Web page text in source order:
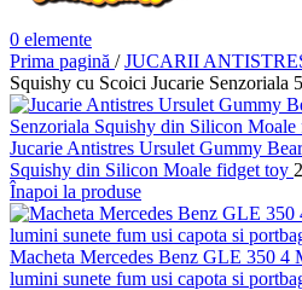
0 elemente
Prima pagină / JUCARII
Squishy cu Scoici Jucarie Senzoriala
Jucarie Antistres Ursulet Gummy
Squishy din Silicon Moale fidget toy
Înapoi la produse
Macheta Mercedes Benz GLE 350 4
lumini sunete fum usi capota si